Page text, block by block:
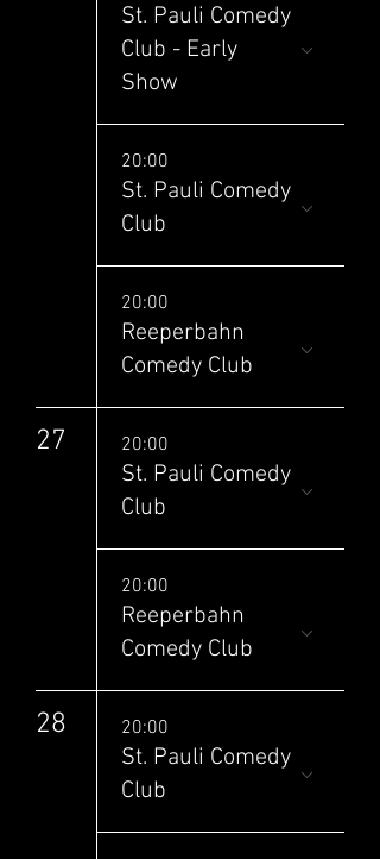
St. Pauli Comedy
Club - Early
Show
20:00
St. Pauli Comedy
Club
20:00
Reeperbahn
Comedy Club
27 20:00
St. Pauli Comedy
Club
20:00
Reeperbahn
Comedy Club
28 20:00
St. Pauli Comedy
Club